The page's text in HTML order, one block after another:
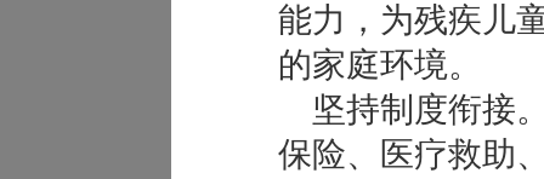
能力，为残疾儿
的家庭环境。
坚持制度衔接
保险、医疗救助